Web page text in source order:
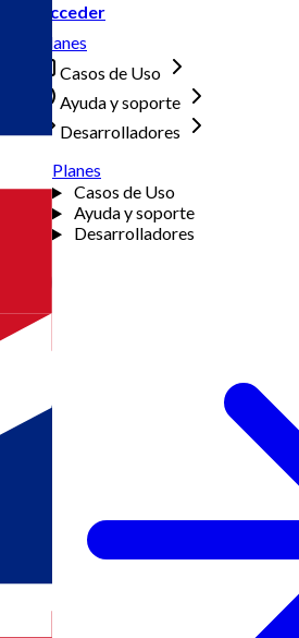
Acceder
Planes
Casos de Uso
Ayuda y soporte
Desarrolladores
Planes
Casos de Uso
Ayuda y soporte
Desarrolladores